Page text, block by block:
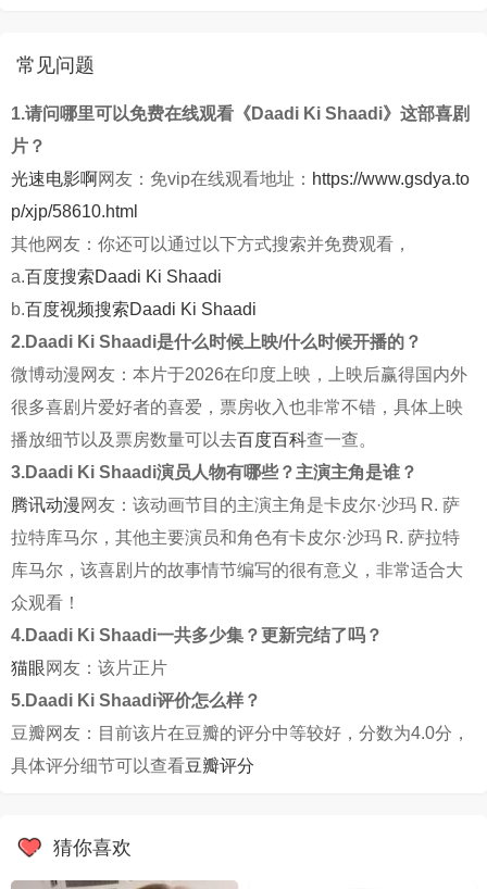
常见问题
1.请问哪里可以免费在线观看《Daadi Ki Shaadi》这部喜剧
片？
光速电影啊网友：免vip在线观看地址： https://www.gsdya.to
p/xjp/58610.html
其他网友：你还可以通过以下方式搜索并免费观看，
a.百度搜索Daadi Ki Shaadi
b.百度视频搜索Daadi Ki Shaadi
2.Daadi Ki Shaadi是什么时候上映/什么时候开播的？
微博动漫网友：本片于2026在印度上映，上映后赢得国内外
很多喜剧片爱好者的喜爱，票房收入也非常不错，具体上映
播放细节以及票房数量可以去百度百科查一查。
3.Daadi Ki Shaadi演员人物有哪些？主演主角是谁？
腾讯动漫网友：该动画节目的主演主角是卡皮尔·沙玛 R. 萨
拉特库马尔，其他主要演员和角色有卡皮尔·沙玛 R. 萨拉特
库马尔，该喜剧片的故事情节编写的很有意义，非常适合大
众观看！
4.Daadi Ki Shaadi一共多少集？更新完结了吗？
猫眼网友：该片正片
5.Daadi Ki Shaadi评价怎么样？
豆瓣网友：目前该片在豆瓣的评分中等较好，分数为4.0分，
具体评分细节可以查看豆瓣评分
猜你喜欢